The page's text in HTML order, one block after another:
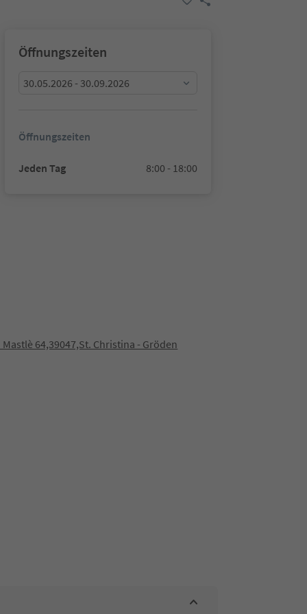
Öffnungszeiten
30.05.2026 - 30.09.2026
Öffnungszeiten
Jeden Tag 8:00 - 18:00
64,39047,St. Christina - Gröden